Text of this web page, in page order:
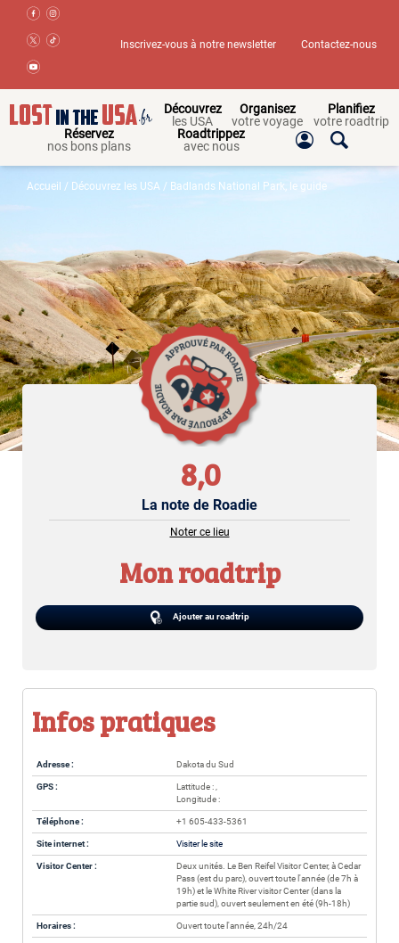
Inscrivez-vous à notre newsletter Contactez-nous
Découvrez
les USA
Organisez
votre voyage
Planifiez
votre roadtrip
Réservez
nos bons plans
Roadtrippez
avec nous
Accueil / Découvrez les USA / Badlands National Park, le guide
8,0
La note de Roadie
Noter ce lieu
Mon roadtrip
Ajouter au roadtrip
Infos pratiques
Adresse : Dakota du Sud
GPS :
Lattitude : ,
Longitude :
Téléphone : +1 605-433-5361
Site internet : Visiter le site
Visitor Center :
Deux unités. Le Ben Reifel Visitor Center, à Cedar
Pass (est du parc), ouvert toute l'année (de 7h à
19h) et le White River visitor Center (dans la
partie sud), ouvert seulement en été (9h-18h)
Horaires : Ouvert toute l'année, 24h/24